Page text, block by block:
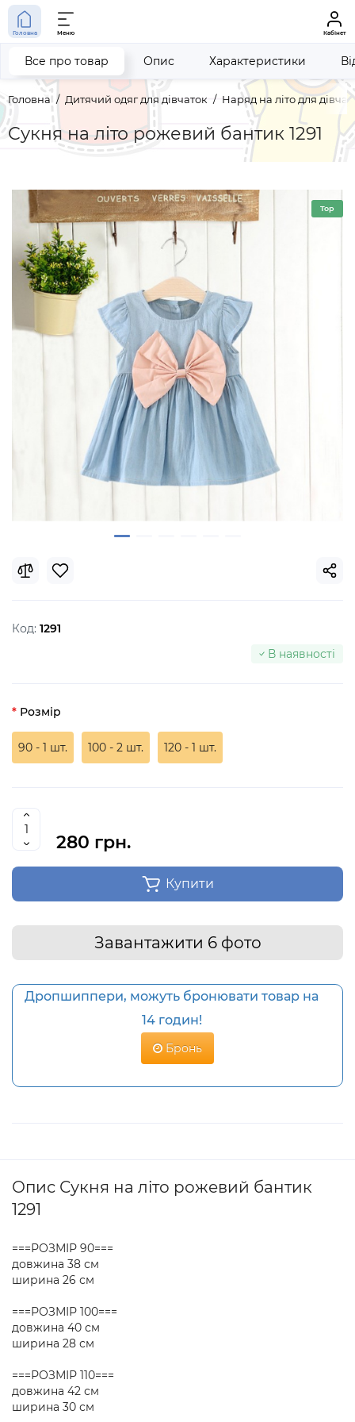
Головна Меню Кабінет
Головна Дитячий одяг для дівчаток Наряд на літо для
Сукня на літо рожевий бантик 1291
Все про товар Опис Характеристики
Top
Код: 1291
В наявності
Розмір
90 - 1 шт. 100 - 2 шт. 120 - 1 шт.
280 грн.
Купити
Завантажити 6 фото
Дропшиппери, можуть бронювати товар на
14 годин!
Бронь
Опис Сукня на літо рожевий бантик
1291
===РОЗМІР 90===
довжина 38 см
ширина 26 см
===РОЗМІР 100===
довжина 40 см
ширина 28 см
===РОЗМІР 110===
довжина 42 см
ширина 30 см